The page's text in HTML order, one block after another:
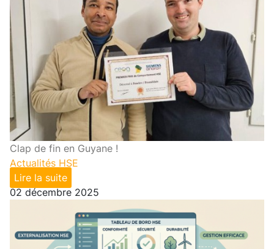
Clap de fin en Guyane !
Actualités HSE
Lire la suite
02 décembre 2025